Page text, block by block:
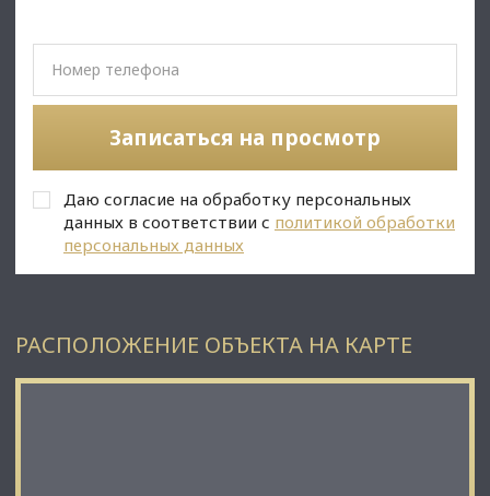
• 3 с/у и душевая;
✅Услуги:
• Организация уборки;
• Обслуживание оборудования;
• Заказ необходимой канцелярии и расходников;
• Почтовое обслуживание;
• Юридический адрес;
⭐Стоимость, условия сделки:
• Арендная ставка -720 000 руб./мес.;
☎ Звоните, организуем просмотр в удобное Вам время.
Записаться на просмотр
Даю согласие на обработку персональных
данных в соответствии с политикой обработки
персональных данных
РАСПОЛОЖЕНИЕ ОБЪЕКТА НА КАРТЕ